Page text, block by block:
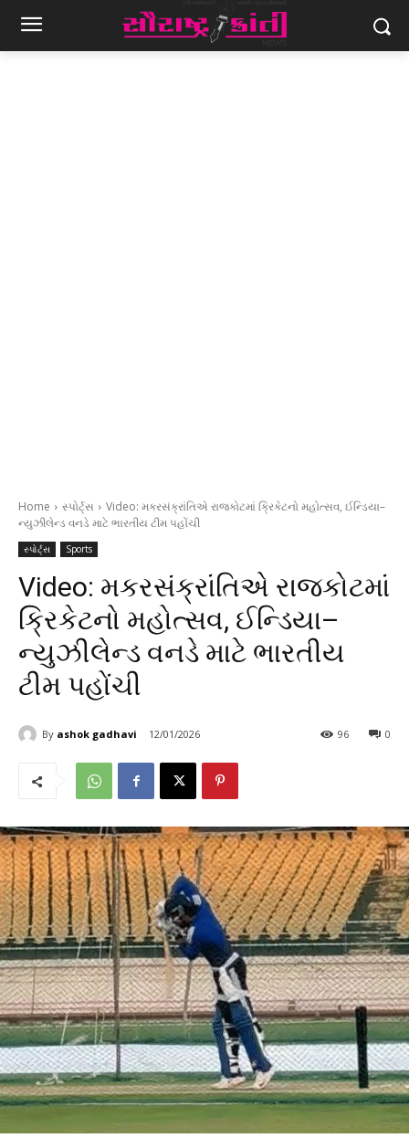
Home સ્પોર્ટ્સ
Video: મકરસંક્રાંતિએ રાજકોટમાં ક્રિકેટનો મહોત્સવ, ઈન્ડિયા–
ન્યુઝીલેન્ડ વનડે માટે ભારતીય ટીમ પહોંચી
સ્પોર્ટ્સ Sports
Video: મકરસંક્રાંતિએ રાજકોટમાં
ક્રિકેટનો મહોત્સવ, ઈન્ડિયા–
ન્યુઝીલેન્ડ વનડે માટે ભારતીય
ટીમ પહોંચી
By ashok gadhavi 12/01/2026 0
96